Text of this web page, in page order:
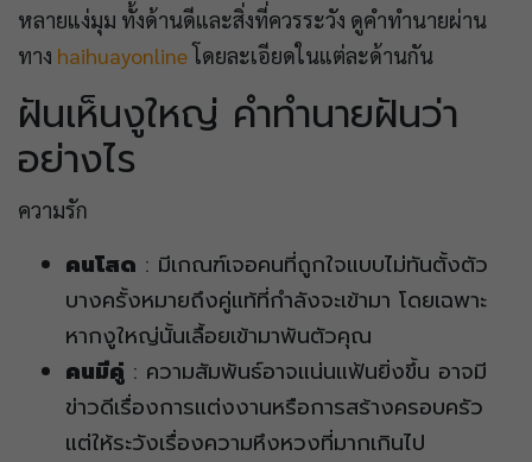
หลายแง่มุม ทั้งด้านดีและสิ่งที่ควรระวัง ดูคำทำนายผ่าน
ทาง haihuayonlineโดยละเอียดในแต่ละด้านกัน
ฝันเห็นงูใหญ่ คำทำนายฝันว่า
อย่างไร
ความรัก
คนโสด : มีเกณฑ์เจอคนที่ถูกใจแบบไม่ทันตั้งตัว
บางครั้งหมายถึงคู่แท้ที่กำลังจะเข้ามา โดยเฉพาะ
หากงูใหญ่นั้นเลื้อยเข้ามาพันตัวคุณ
คนมีคู่ : ความสัมพันธ์อาจแน่นแฟ้นยิ่งขึ้น อาจมี
ข่าวดีเรื่องการแต่งงานหรือการสร้างครอบครัว
แต่ให้ระวังเรื่องความหึงหวงที่มากเกินไป